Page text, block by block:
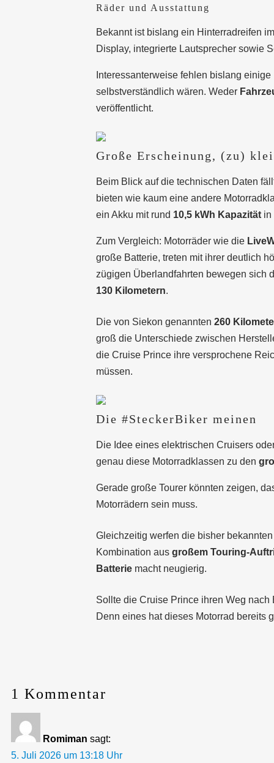
Räder und Ausstattung
Bekannt ist bislang ein Hinterradreifen
Display, integrierte Lautsprecher sowie
Interessanterweise fehlen bislang
selbstverständlich wären. Weder
veröffentlicht.
Große Erscheinung, (zu)
Beim Blick auf die technischen Daten
bieten wie kaum eine andere
ein Akku mit rund 10,5 kWh Kapazitätin
Zum Vergleich: Motorräder wie die
große Batterie, treten mit ihrer deutlich
zügigen Überlandfahrten bewegen sich
130 Kilometern.
Die von Siekon genannten 260
groß die Unterschiede zwischen
die Cruise Prince ihre versprochene
müssen.
Die #SteckerBiker meinen
Die Idee eines elektrischen Cruisers
genau diese Motorradklassen zu den
Gerade große Tourer könnten zeigen,
Motorrädern sein muss.
Gleichzeitig werfen die bisher
Kombination aus großem Touring-
Batteriemacht neugierig.
Sollte die Cruise Prince ihren Weg
Denn eines hat dieses Motorrad bereits
1 Kommentar
Romiman sagt:
5. Juli 2026 um 13:18 Uhr